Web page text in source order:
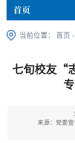
首页
当前位置： 首页 -
七旬校友“
来源：党委宣